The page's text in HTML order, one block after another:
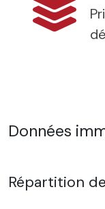
Données
Répartition